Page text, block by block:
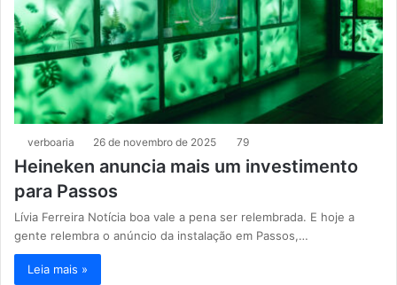
verboaria 26 de novembro de 2025 79
Heineken anuncia mais um investimento
para Passos
Lívia Ferreira Notícia boa vale a pena ser relembrada. E hoje a
gente relembra o anúncio da instalação em Passos,…
Leia mais »